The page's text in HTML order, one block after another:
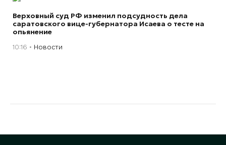
Верховный суд РФ изменил подсудность дела
саратовского вице-губернатора Исаева о тесте на
опьянение
10:16 Новости